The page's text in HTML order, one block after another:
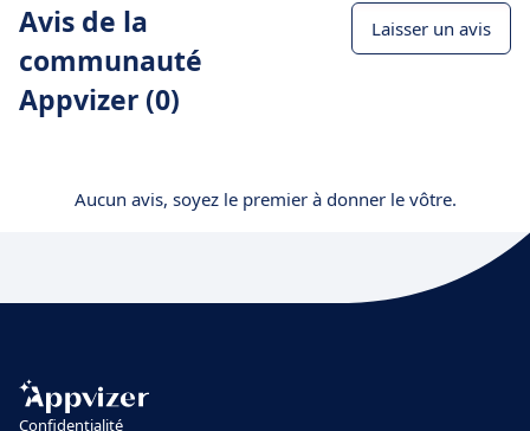
Avis de la
communauté
Appvizer (0)
Laisser un avis
Aucun avis, soyez le premier à donner le vôtre.
Confidentialité